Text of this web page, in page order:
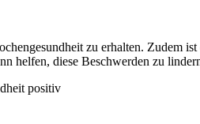
zu erhalten. Zudem
helfen, diese Beschwerden zu
positiv